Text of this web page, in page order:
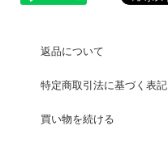
返品について
特定商取引法に基づく表記
買い物を続ける